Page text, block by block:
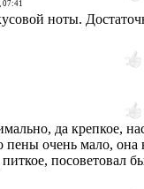
07:41
ноты.
да крепкое,
пены очень мало, она
посоветовал